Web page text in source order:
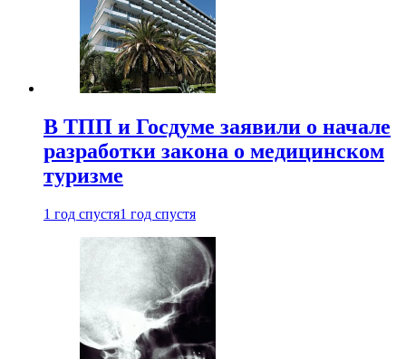
В ТПП и Госдуме заявили о начале
разработки закона о медицинском
туризме
1 год спустя1 год спустя